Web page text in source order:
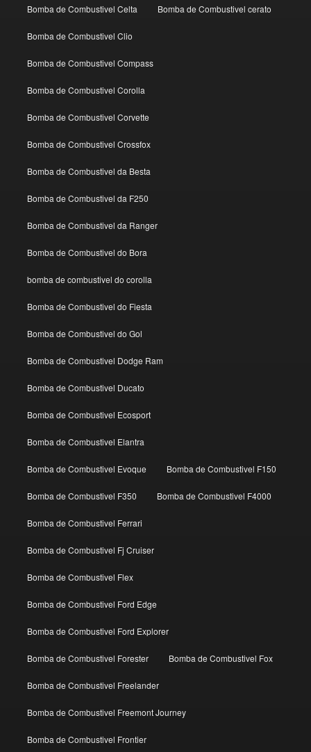
Bomba de Combustivel Celta Bomba de Combustivel cerato
Bomba de Combustivel Clio
Bomba de Combustivel Compass
Bomba de Combustivel Corolla
Bomba de Combustivel Corvette
Bomba de Combustivel Crossfox
Bomba de Combustivel da Besta
Bomba de Combustivel da F250
Bomba de Combustivel da Ranger
Bomba de Combustivel do Bora
bomba de combustivel do corolla
Bomba de Combustivel do Fiesta
Bomba de Combustivel do Gol
Bomba de Combustivel Dodge Ram
Bomba de Combustivel Ducato
Bomba de Combustivel Ecosport
Bomba de Combustivel Elantra
Bomba de Combustivel Evoque Bomba de Combustivel F150
Bomba de Combustivel F350 Bomba de Combustivel F4000
Bomba de Combustivel Ferrari
Bomba de Combustivel Fj Cruiser
Bomba de Combustivel Flex
Bomba de Combustivel Ford Edge
Bomba de Combustivel Ford Explorer
Bomba de Combustivel Forester Bomba de Combustivel Fox
Bomba de Combustivel Freelander
Bomba de Combustivel Freemont Journey
Bomba de Combustivel Frontier